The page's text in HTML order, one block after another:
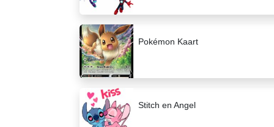
Pokémon Kaart
Stitch en Angel